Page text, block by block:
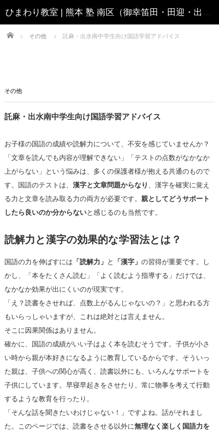
Home その他 託麻・出水南中学生向け国語学習アドバイス
その他
託麻・出水南中学生向け国語学習アドバイス
お子様の国語の成績や読解力について、不安を感じていませんか？
「文章を読んでも内容が理解できない」「テストの点数がなかなか
上がらない」という悩みは、多くの保護者様が抱える共通のもので
す。国語のテストは、 漢字と文章問題からなり
、漢字を確実に覚え
る力と文章を読み取る力の両方が必要です。 親としてどうサポート
したら良いのか分からないと感じるのも当然です。
読解力と漢字の効果的な学習法とは？
国語の力を伸ばすには 「読解力」 と 「漢字」 の習得が重要です。し
かし、「本をたくさん読む」「よく読むよう指導する」だけでは、
なかなか効果が出にくいのが現実です。
「え？読書をさせれば、点数上がるんじゃないの？」と思われる方
もいらっしゃいますが、これは絶対とは言えません。
そこに因果関係はありません。
確かに、国語の成績がいい子はよく本を読むそうです。子供が小さ
い時から親が本好きになるように教育しているからです。そういっ
た親は、子供への関心が高く、読書以外にも、いろんなサポートを
子供にしています。早寝早起きをさせたり、常に物事を考えて行動
するような教育を行ったり。
「そんな話を聞きたいわけじゃない！」ですよね。話がそれまし
た。このページでは、読書をさせる以外に無理なく楽しく国語力を